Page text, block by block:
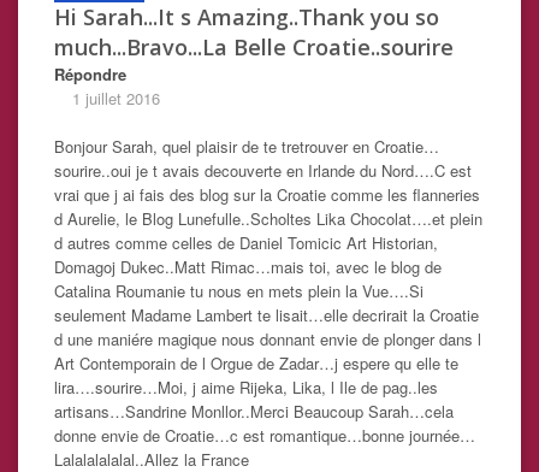
Hi Sarah...It s Amazing..Thank you so
much...Bravo...La Belle Croatie..sourire
Répondre
1 juillet 2016
Bonjour Sarah, quel plaisir de te tretrouver en Croatie…
sourire..oui je t avais decouverte en Irlande du Nord….C est
vrai que j ai fais des blog sur la Croatie comme les flanneries
d Aurelie, le Blog Lunefulle..Scholtes Lika Chocolat….et plein
d autres comme celles de Daniel Tomicic Art Historian,
Domagoj Dukec..Matt Rimac…mais toi, avec le blog de
Catalina Roumanie tu nous en mets plein la Vue….Si
seulement Madame Lambert te lisait…elle decrirait la Croatie
d une maniére magique nous donnant envie de plonger dans l
Art Contemporain de l Orgue de Zadar…j espere qu elle te
lira….sourire…Moi, j aime Rijeka, Lika, l Ile de pag..les
artisans…Sandrine Monllor..Merci Beaucoup Sarah…cela
donne envie de Croatie…c est romantique…bonne journée…
Lalalalalalal..Allez la France